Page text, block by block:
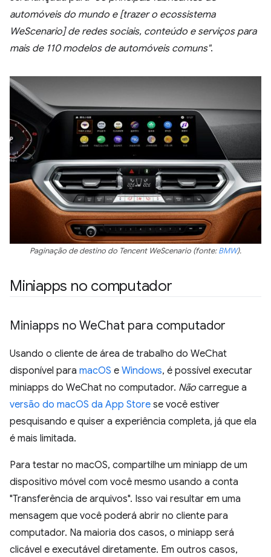
automóveis do mundo e [trazer o ecossistema
WeScenario] de redes sociais, conteúdo e serviços para
mais de 110 modelos de automóveis comuns".
Paginação de destino do Tencent WeScenario (fonte:BMW).
Miniapps no computador
Miniapps no WeChat para computador
Usando o cliente de área de trabalho do WeChat
disponível para macOS e Windows, é possível executar
miniapps do WeChat no computador. Não carregue a
versão do macOS da App Store se você estiver
pesquisando e quiser a experiência completa, já que ela
é mais limitada.
Para testar no macOS, compartilhe um miniapp de um
dispositivo móvel com você mesmo usando a conta
"Transferência de arquivos". Isso vai resultar em uma
mensagem que você poderá abrir no cliente para
computador. Na maioria dos casos, o miniapp será
clicável e executável diretamente. Em outros casos,